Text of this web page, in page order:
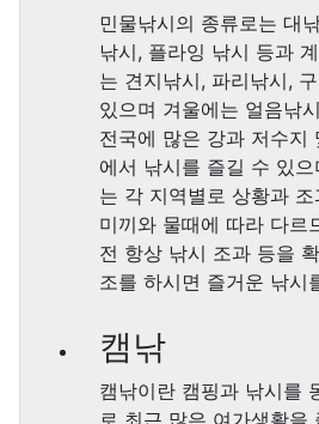
민물낚시의 종류로는 대
낚시, 플라잉 낚시 등과
는 견지낚시, 파리낚시,
있으며 겨울에는 얼음낚
전국에 많은 강과 저수지
에서 낚시를 즐길 수 있
는 각 지역별로 상황과
미끼와 물때에 따라 다르
전 항상 낚시 조과 등을
조를 하시면 즐거운 낚시
캠낚
캠낚이란 캠핑과 낚시를
로 최근 많은 여가생활을